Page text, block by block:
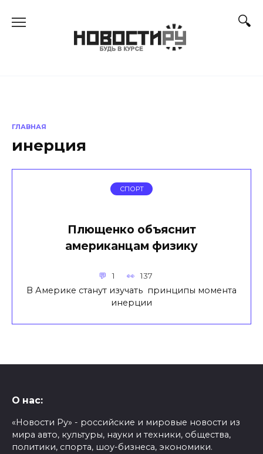
ГЛАВНАЯ
инерция
СПОРТ
Плющенко объяснит
американцам физику
1 137
В Америке станут изучать принципы момента
инерции
О нас:
«Новости Ру» - российские и мировые новости из
мира авто, культуры, науки и техники, общества,
политики, спорта, шоу-бизнеса, экономики.